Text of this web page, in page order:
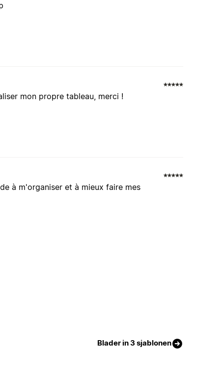
mon propre tableau, merci !
à m'organiser et à mieux faire mes
Blader in 3 sjablonen